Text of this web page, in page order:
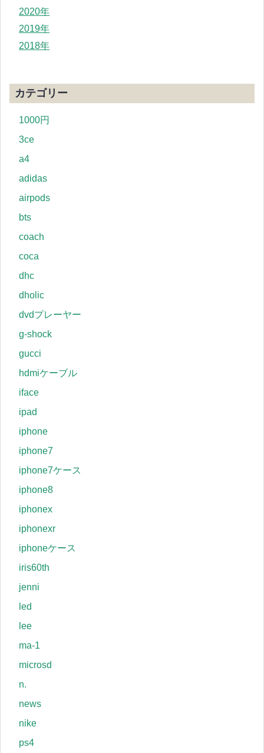
2020年
2019年
2018年
カテゴリー
1000円
3ce
a4
adidas
airpods
bts
coach
coca
dhc
dholic
dvdプレーヤー
g-shock
gucci
hdmiケーブル
iface
ipad
iphone
iphone7
iphone7ケース
iphone8
iphonex
iphonexr
iphoneケース
iris60th
jenni
led
lee
ma-1
microsd
n.
news
nike
ps4